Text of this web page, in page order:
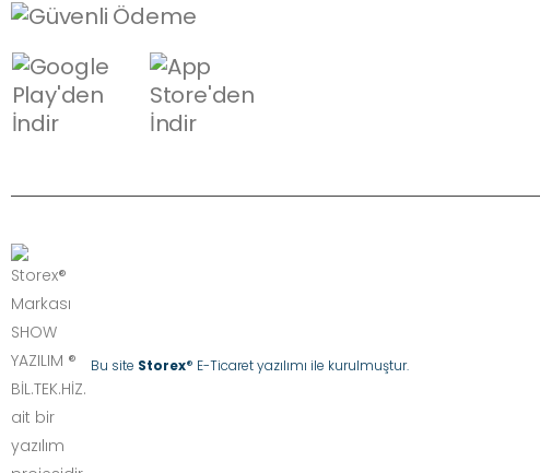
Bu site Storex® E-Ticaret yazılımı ile kurulmuştur.